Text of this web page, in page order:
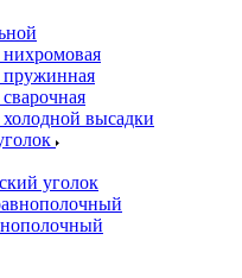
высадки
уголок